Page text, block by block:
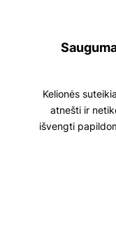
Kelionės
atnešti ir
išvengti